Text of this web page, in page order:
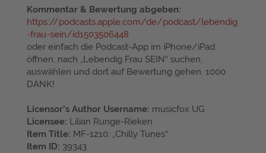
Kommentar & Bewertung abgeben:
https://podcasts.apple.com/de/podcast/lebendig
-frau-sein/id1503506448
oder einfach die Podcast-App im iPhone/iPad
öffnen, nach „Lebendig Frau SEIN“ suchen,
auswählen und dort auf Bewertung gehen. 1000
DANK!
Licensor’s Author Username: musicfox UG
Licensee: Lilian Runge-Rieken
Item Title: MF-1210: „Chilly Tunes“
Item ID: 39343